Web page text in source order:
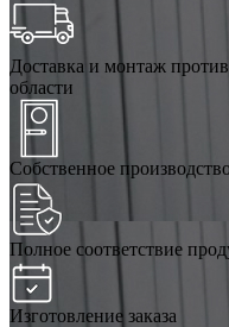
Доставка и монтаж
области
Собственное
Полное соответствие
Изготовление заказа